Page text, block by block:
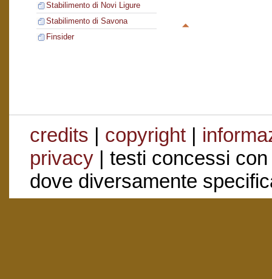
Stabilimento di Novi Ligure
Stabilimento di Savona
Finsider
credits | copyright|
privacy| testi concessi
dove diversamente